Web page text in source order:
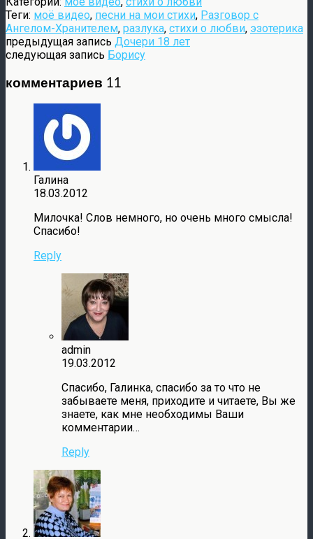
Теги: моё видео, песни на мои стихи, Разговор с
Ангелом-Хранителем, разлука, стихи о любви, эзотерика
предыдущая запись Дочери 18 лет
следующая запись Борису
комментариев 11
Галина
18.03.2012
Милочка! Слов немного, но очень много смысла!
Спасибо!
Reply
admin
19.03.2012
Спасибо, Галинка, спасибо за то что не
забываете меня, приходите и читаете, Вы же
знаете, как мне необходимы Ваши
комментарии…
Reply